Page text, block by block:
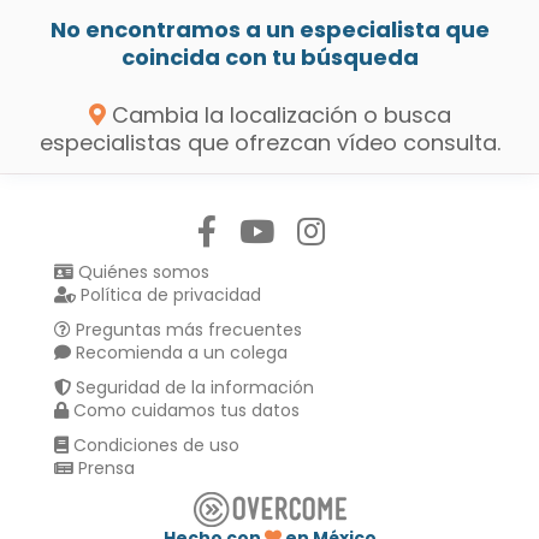
No encontramos a un especialista que
coincida con tu búsqueda
Cambia la localización o busca
especialistas que ofrezcan vídeo consulta.
Quiénes somos
Política de privacidad
Preguntas más frecuentes
Recomienda a un colega
Seguridad de la información
Como cuidamos tus datos
Condiciones de uso
Prensa